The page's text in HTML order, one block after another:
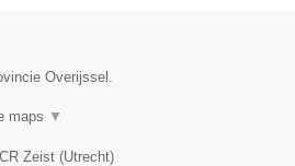
Overijssel.
maps ▼
Zeist (Utrecht)